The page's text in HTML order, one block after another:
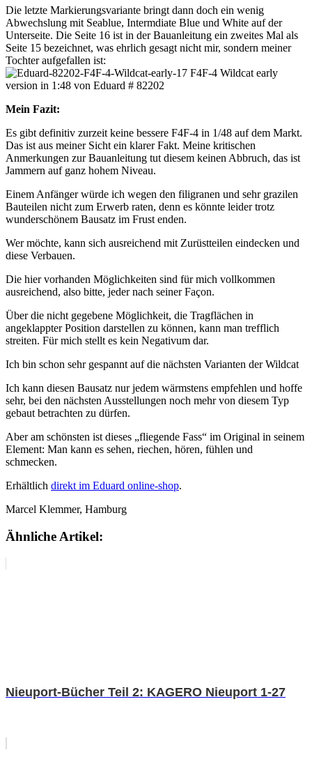
Die letzte Markierungsvariante bringt dann doch ein wenig
Abwechslung mit Seablue, Intermdiate Blue und White auf der
Unterseite. Die Seite 16 ist in der Bauanleitung ein zweites Mal als
Seite 15 bezeichnet, was ehrlich gesagt nicht mir, sondern meiner
Tochter aufgefallen ist:
Mein Fazit:
Es gibt definitiv zurzeit keine bessere F4F-4 in 1/48 auf dem Markt.
Das ist aus meiner Sicht ein klarer Fakt. Meine kritischen
Anmerkungen zur Bauanleitung tut diesem keinen Abbruch, das ist
Jammern auf ganz hohem Niveau.
Einem Anfänger würde ich wegen den filigranen und sehr grazilen
Bauteilen nicht zum Erwerb raten, denn es könnte leider trotz
wunderschönem Bausatz im Frust enden.
Wer möchte, kann sich ausreichend mit Zurüstteilen eindecken und
diese Verbauen.
Die hier vorhanden Möglichkeiten sind für mich vollkommen
ausreichend, also bitte, jeder nach seiner Façon.
Über die nicht gegebene Möglichkeit, die Tragflächen in
angeklappter Position darstellen zu können, kann man trefflich
streiten. Für mich stellt es kein Negativum dar.
Ich bin schon sehr gespannt auf die nächsten Varianten der Wildcat
Ich kann diesen Bausatz nur jedem wärmstens empfehlen und hoffe
sehr, bei den nächsten Ausstellungen noch mehr von diesem Typ
gebaut betrachten zu dürfen.
Aber am schönsten ist dieses „fliegende Fass“ im Original in seinem
Element: Man kann es sehen, riechen, hören, fühlen und
schmecken.
Erhältlich direkt im Eduard online-shop.
Marcel Klemmer, Hamburg
Ähnliche Artikel:
Nieuport-Bücher Teil 2: KAGERO Nieuport 1-27